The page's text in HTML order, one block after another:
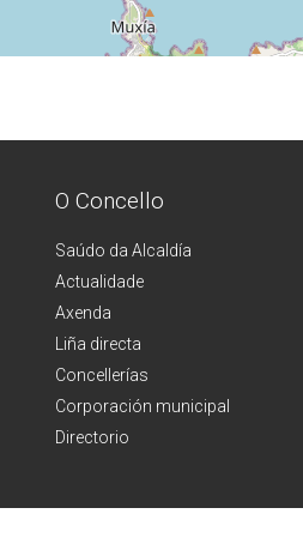
O Concello
Saúdo da Alcaldía
Actualidade
Axenda
Liña directa
Concellerías
Corporación municipal
Directorio